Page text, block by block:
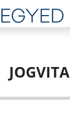
JOGVITA